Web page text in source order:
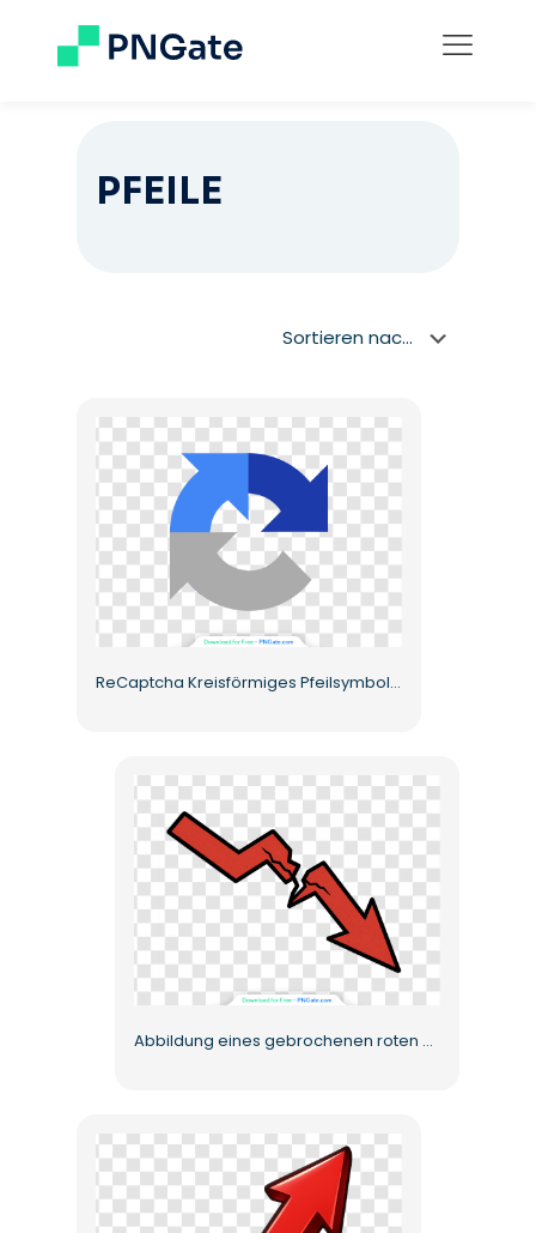
PFEILE
ReCaptcha Kreisförmiges Pfeilsymbol in Blau und Grau Kostenloses PNG
Abbildung eines gebrochenen roten Pfeils für das Konzept des finanziellen Verlusts Kostenloses PNG